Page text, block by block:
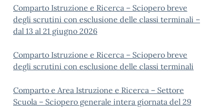
Comparto Istruzione e Ricerca – Sciopero breve
degli scrutini con esclusione delle classi terminali –
dal 13 al 21 giugno 2026
Comparto Istruzione e Ricerca – Sciopero breve
degli scrutini con esclusione delle classi terminali
Comparto e Area Istruzione e Ricerca – Settore
Scuola – Sciopero generale intera giornata del 29